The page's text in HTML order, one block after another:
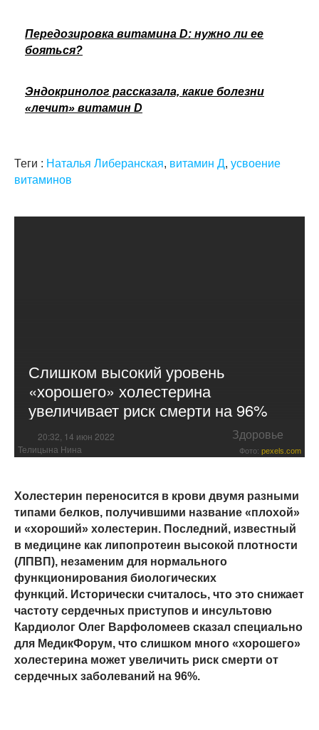
Передозировка витамина D: нужно ли ее
бояться?
Эндокринолог рассказала, какие болезни
«лечит» витамин D
Теги : Наталья Либеранская, витамин Д, усвоение
витаминов
Слишком высокий уровень
«хорошего» холестерина
увеличивает риск смерти на 96%
20:32, 14 июн 2022 Здоровье
Телицына Нина Фото: pexels.com
Холестерин переносится в крови двумя разными
типами белков, получившими название «плохой»
и «хороший» холестерин. Последний, известный
в медицине как липопротеин высокой плотности
(ЛПВП), незаменим для нормального
функционирования биологических
функций. Исторически считалось, что это снижает
частоту сердечных приступов и инсультовю
Кардиолог Олег Варфоломеев сказал специально
для МедикФорум, что слишком много «хорошего»
холестерина может увеличить риск смерти от
сердечных заболеваний на 96%.